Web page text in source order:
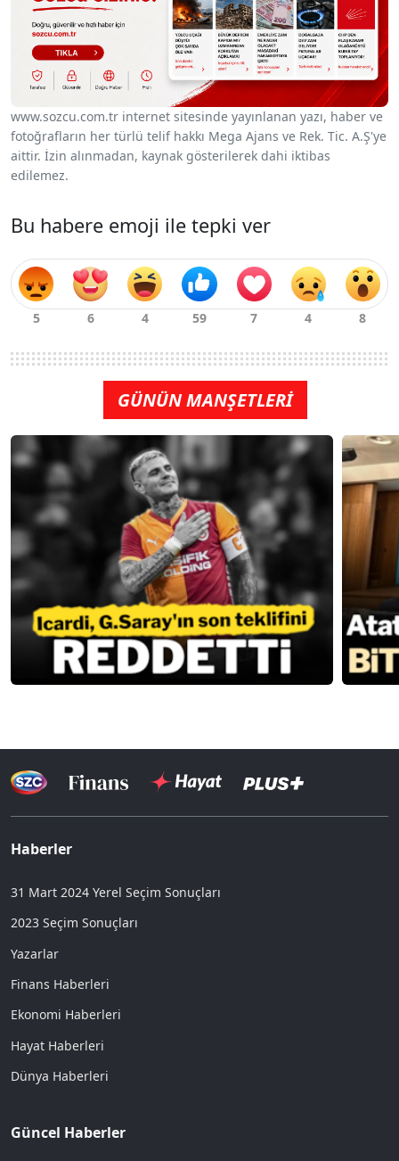
www.sozcu.com.tr internet sitesinde yayınlanan yazı, haber ve
fotoğrafların her türlü telif hakkı Mega Ajans ve Rek. Tic. A.Ş'ye
aittir. İzin alınmadan, kaynak gösterilerek dahi iktibas
edilemez.
Bu habere emoji ile tepki ver
GÜNÜN MANŞETLERİ
Haberler
31 Mart 2024 Yerel Seçim Sonuçları
2023 Seçim Sonuçları
Yazarlar
Finans Haberleri
Ekonomi Haberleri
Hayat Haberleri
Dünya Haberleri
Güncel Haberler